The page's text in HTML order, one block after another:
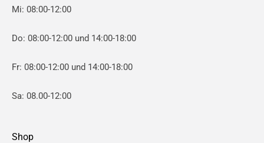
Mi: 08:00-12:00
Do: 08:00-12:00 und 14:00-18:00
Fr: 08:00-12:00 und 14:00-18:00
Sa: 08.00-12:00
Shop